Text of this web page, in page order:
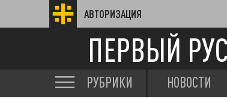
АВТОРИЗАЦИЯ
ПЕРВЫЙ
РУБРИКИ НОВОСТИ